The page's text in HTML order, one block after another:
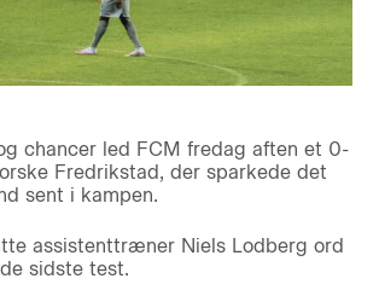
chancer led FCM fredag aften et 0-
Fredrikstad, der sparkede det
sent i kampen.
assistenttræner Niels Lodberg ord
sidste test.